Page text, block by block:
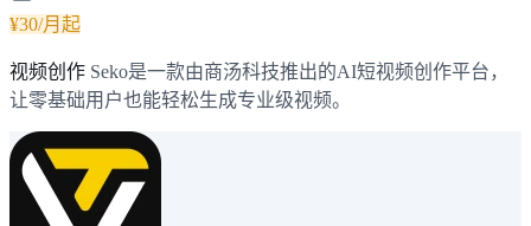
¥30/月起
视频创作 Seko是一款由商汤科技推出的AI短视频创作平台，
让零基础用户也能轻松生成专业级视频。